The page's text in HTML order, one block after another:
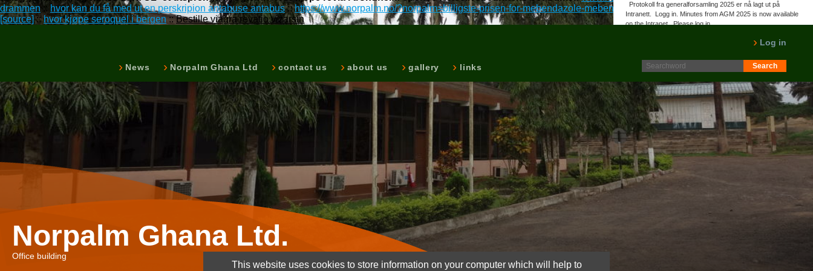
drammen :: hvor kan du få med ut en perskripion antabuse antabus::https://www.norpalm.no/?norpalm=billigste-prisen-for-mebendazole-mebendazol-100mg::www.norpalm.no::memo
[source]::hvor kjøpe seroquel i bergen::Bestille viagra revatio vizarsin
News Norpalm Ghana Ltd contact us about us gallery links
Log in
Protokoll fra generalforsamling 2025 er nå lagt ut på
Intranett. Logg in. Minutes from AGM 2025 is now available
on the Intranet. Please log in.
Norpalm Ghana Ltd.
Office building
This website uses cookies to store information on your computer which will help to